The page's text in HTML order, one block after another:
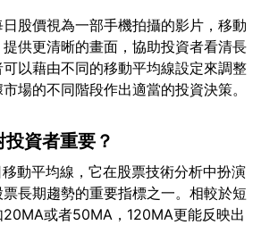
股價視為一部手機拍攝的影片，移動
供更清晰的畫面，協助投資者看清長
以藉由不同的移動平均線設定來調整
資者重要？
動平均線，它在股票技術分析中扮演
長期趨勢的重要指標之一。相較於短
或者50MA，120MA更能反映出